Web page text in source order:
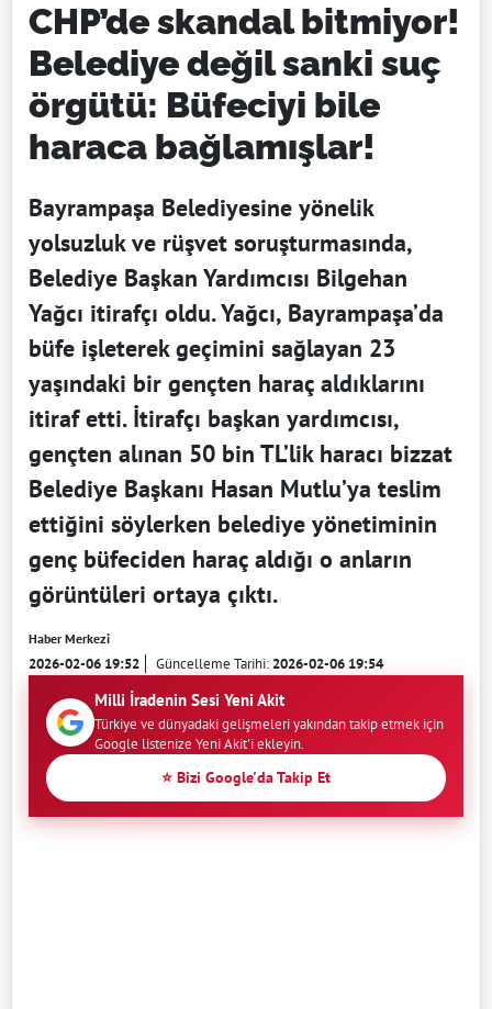
CHP’de skandal bitmiyor!
Belediye değil sanki suç
örgütü: Büfeciyi bile
haraca bağlamışlar!
Bayrampaşa Belediyesine yönelik
yolsuzluk ve rüşvet soruşturmasında,
Belediye Başkan Yardımcısı Bilgehan
Yağcı itirafçı oldu. Yağcı, Bayrampaşa’da
büfe işleterek geçimini sağlayan 23
yaşındaki bir gençten haraç aldıklarını
itiraf etti. İtirafçı başkan yardımcısı,
gençten alınan 50 bin TL’lik haracı bizzat
Belediye Başkanı Hasan Mutlu’ya teslim
ettiğini söylerken belediye yönetiminin
genç büfeciden haraç aldığı o anların
görüntüleri ortaya çıktı.
Haber Merkezi
2026-02-06 19:52 Güncelleme Tarihi:2026-02-06 19:54
Milli İradenin Sesi Yeni Akit
Türkiye ve dünyadaki gelişmeleri yakından takip etmek için
Google listenize Yeni Akit'i ekleyin.
⭐ Bizi Google'da Takip Et